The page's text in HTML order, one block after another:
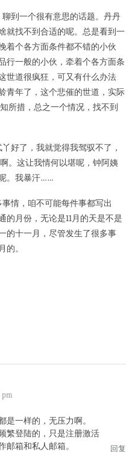
到一个很有意思的话题。丹丹
就找不到合适的呢。总是看到一
着个各方面条件都不错的小伙
行一般的小伙，牵着个各方面条
世道很疯狂，可又有什么办法
青年了，这个悲催的世道，实际
所措，总之一个情况，找不到
好了，我就觉得我驾驭不了，
。这让我情何以堪呢，钟阿姨
。我暴汗……
情，咱不可能每件事都写出
的月份，无论是11月的天是不是
的十一月，尽管发生了很多事
的。
pm
是一样的，无压力啊。
繁登陆的，只是注册激活
邮箱和私人邮箱。
回复